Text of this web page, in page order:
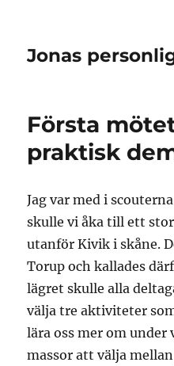
Jonas
Första
praktisk
Jag var med i
skulle vi åka till ett
utanför Kivik i skåne.
Torup och kallades
lägret skulle alla
välja tre aktiviteter
lära oss mer om under
massor att välja